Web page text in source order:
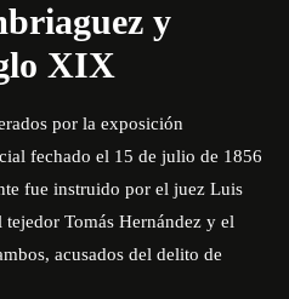
y
XIX
por la exposición
fechado el 15 de julio de 1856
fue instruido por el juez Luis
Tomás Hernández y el
acusados del delito de